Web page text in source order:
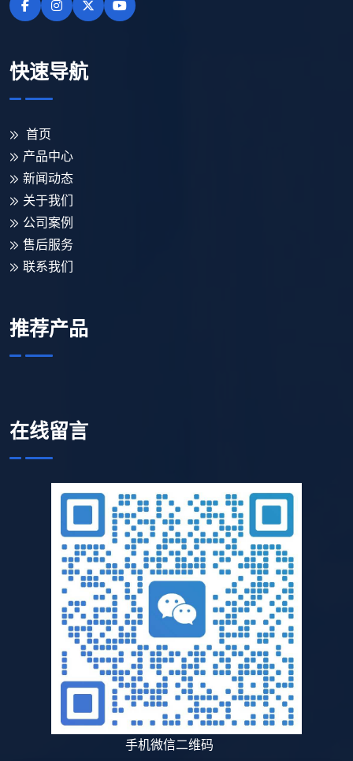
快速导航
首页
产品中心
新闻动态
关于我们
公司案例
售后服务
联系我们
推荐产品
在线留言
手机微信二维码